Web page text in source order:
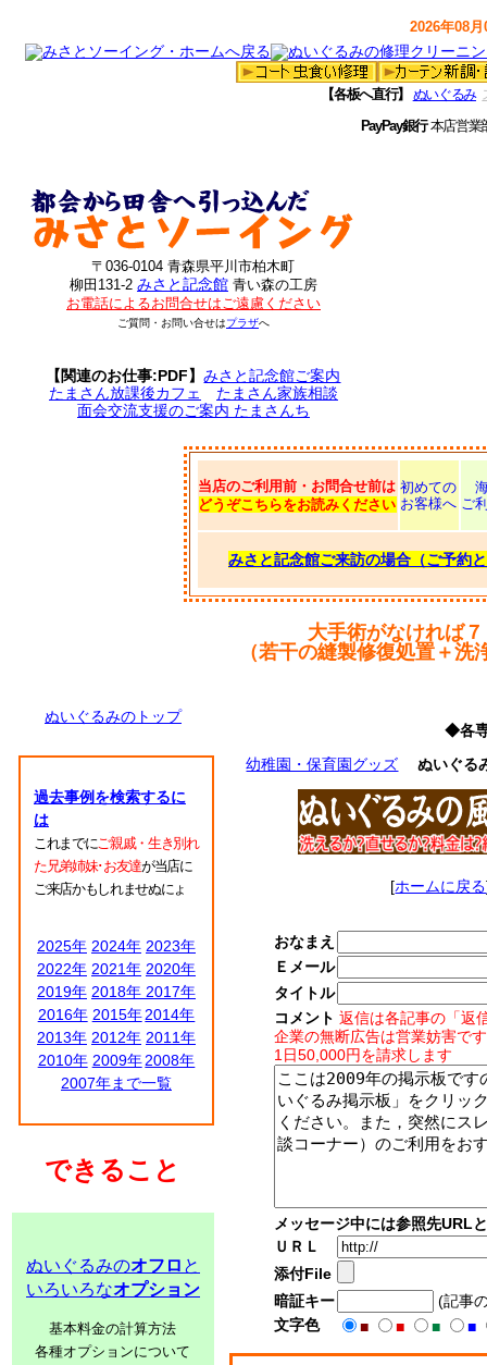
2026年08
【各板へ直行】 ぬいぐるみ
PayPay銀行本店営
〒036-0104 青森県平川市柏木町
柳田131-2 みさと記念館 青い森の工房
お電話によるお問合せはご遠慮ください
ご質問・お問い合せはプラザへ
【関連のお仕事:PDF】みさと記念館ご案内
たまさん放課後カフェ
たまさん家族相談
面会交流支援のご案内 たまさんち
当店のご利用前・お問合せ前は
どうぞこちらをお読みください
初めての
お客様へ ご
みさと記念館ご来訪の場合（ご予約
大手術がなければ
（若干の縫製修復処置＋
ぬいぐるみのトップ
過去事例を検索するに
は
これまでにご親戚・生き別れ
た兄弟姉妹･お友達が当店に
ご来店かもしれませぬにょ
2025年 2024年 2023年
2022年 2021年 2020年
2019年 2018年 2017年
2016年 2015年 2014年
2013年 2012年 2011年
2010年 2009年 2008年
2007年まで一覧
できること
ぬいぐるみのオフロ と
いろいろなオプション
基本料金の計算方法
各種オプションについて
◆各
幼稚園・保育園グッズ
ぬいぐる
[ホームに戻る
おなまえ
Ｅメール
タイトル
コメント 返信は各記事の「返
企業の無断広告は営業妨害で
1日50,000円を請求します
メッセージ中には参照先URL
ＵＲＬ
添付File
暗証キー
(記事
文字色
■ ■ ■ ■